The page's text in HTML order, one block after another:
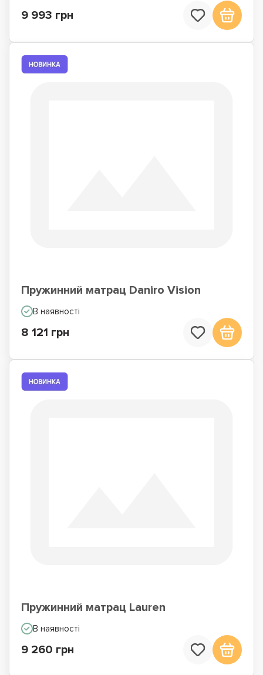
9 993 грн
Пружинний матрац Daniro Vision
В наявності
8 121 грн
Пружинний матрац Lauren
В наявності
9 260 грн